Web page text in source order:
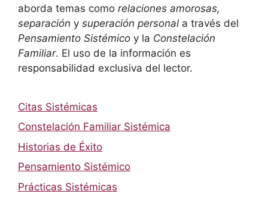
aborda temas como relaciones amorosas,
separación y superación personal a través del
Pensamiento Sistémico y la Constelación
Familiar. El uso de la información es
responsabilidad exclusiva del lector.
Citas Sistémicas
Constelación Familiar Sistémica
Historias de Éxito
Pensamiento Sistémico
Prácticas Sistémicas